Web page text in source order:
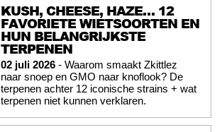
KUSH, CHEESE, HAZE… 12
FAVORIETE WIETSOORTEN EN
HUN BELANGRIJKSTE
TERPENEN
02 juli 2026 - Waarom smaakt Zkittlez
naar snoep en GMO naar knoflook? De
terpenen achter 12 iconische strains + wat
terpenen niet kunnen verklaren.